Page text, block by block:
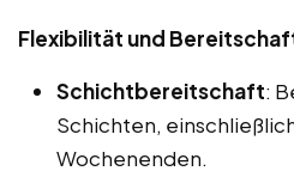
Flexibilität und
Schichtbereitschaft:
Schichten,
Wochenenden.